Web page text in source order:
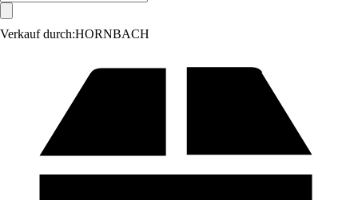
Verkauf durch:HORNBACH